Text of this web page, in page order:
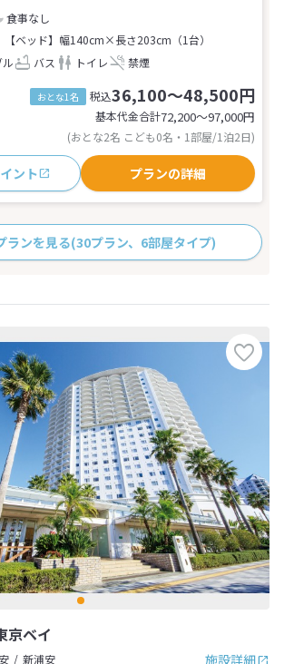
食事なし
【ベッド】幅140cm×長さ203cm（1台）
バス トイレ 禁煙
おとな1名 税込36,100～48,500円
基本代金合計72,200〜97,000円
(おとな2名 こども0名・1部屋/1泊2日)
ント プランの詳細
ランを見る(30プラン、6部屋タイプ)
京ベイ
施設詳細
新浦安